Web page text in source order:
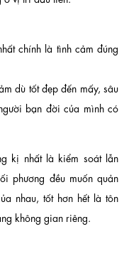
chính là tình cảm đúng
dù tốt đẹp đến mấy, sâu
bạn đời của mình có
kị nhất là kiểm soát lẫn
phương đều muốn quản
nhau, tốt hơn hết là tôn
không gian riêng.